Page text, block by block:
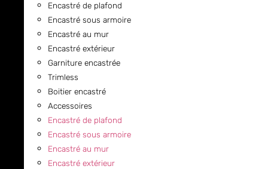
Encastré de plafond
Encastré sous armoire
Encastré au mur
Encastré extérieur
Garniture encastrée
Trimless
Boitier encastré
Accessoires
Encastré de plafond
Encastré sous armoire
Encastré au mur
Encastré extérieur